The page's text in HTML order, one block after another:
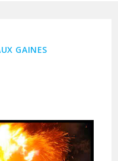
GAINES